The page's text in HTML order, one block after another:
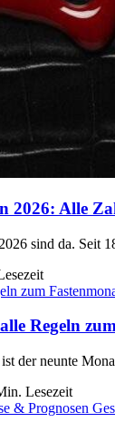
2026: Alle
sind da. Seit
Regeln
der neunte
Lesezeit